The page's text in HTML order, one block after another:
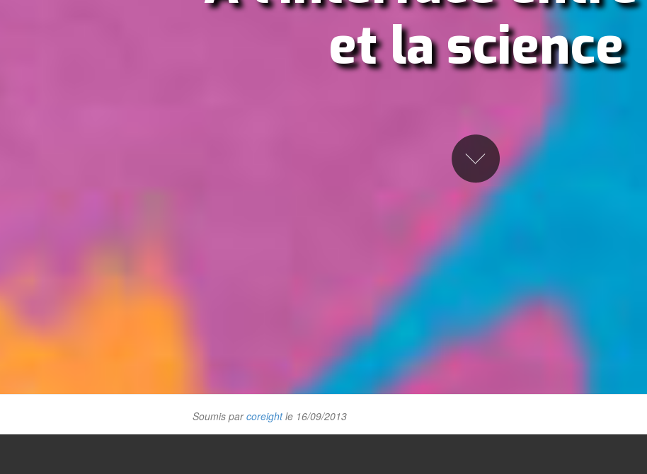
et la science
Soumis parcoreightle 16/09/2013